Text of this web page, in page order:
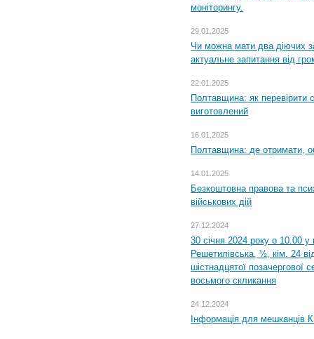
моніторингу.
29.01.2025
Чи можна мати два діючих
актуальне запитання від
22.01.2025
Полтавщина: як перевірити
виготовлений
16.01.2025
Полтавщина: де отримати,
14.01.2025
Безкоштовна правова та
військових дій
27.12.2024
30 січня 2024 року о 10.00 у
Решетилівська, ½, кім. 24
шістнадцятої позачергової
восьмого скликання
24.12.2024
Інформація для мешканців